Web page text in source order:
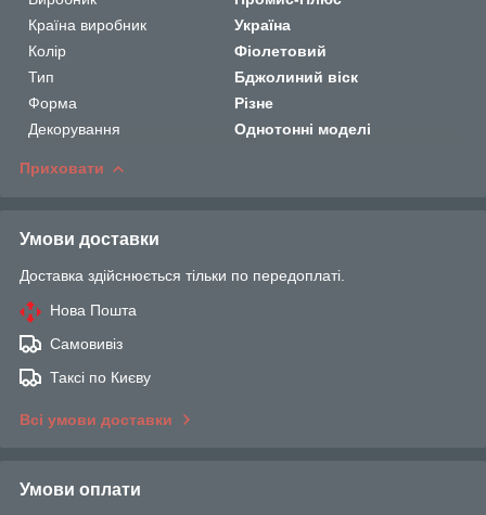
Країна виробник
Україна
Колір
Фіолетовий
Тип
Бджолиний віск
Форма
Різне
Декорування
Однотонні моделі
Приховати
Умови доставки
Доставка здійснюється тільки по передоплаті.
Нова Пошта
Самовивіз
Таксі по Києву
Всі умови доставки
Умови оплати